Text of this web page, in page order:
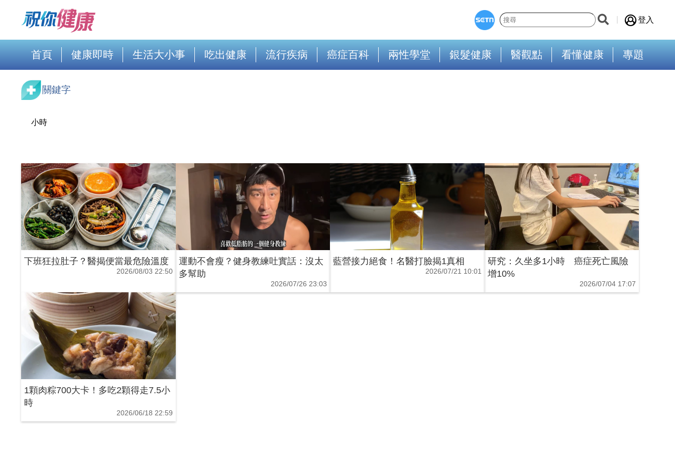
登入
首頁 健康即時 生活大小事 吃出健康 流行疾病 癌症百科 兩性學堂 銀髮健康 醫觀點 看懂健康 專題
關鍵字
小時
下班狂拉肚子？醫揭便當最危險溫度
2026/08/03 22:50
運動不會瘦？健身教練吐實話：沒太
多幫助
2026/07/26 23:03
藍營接力絕食！名醫打臉揭1真相
2026/07/21 10:01
研究：久坐多1小時 癌症死亡風險
增10%
2026/07/04 17:07
1顆肉粽700大卡！多吃2顆得走7.5小
時
2026/06/18 22:59